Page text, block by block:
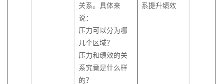
关系。具体来
说：
压力可以分为哪
几个区域？
压力和绩效的关
系究竟是什么样
的？
系提升绩效